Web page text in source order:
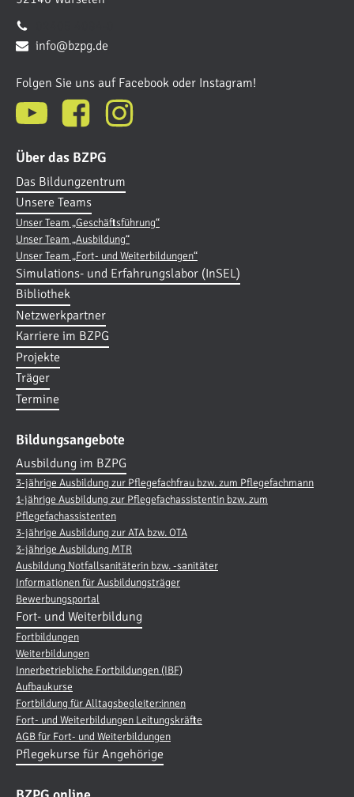
info@bzpg.de
Folgen Sie uns auf Facebook oder Instagram!
Über das BZPG
Das Bildungzentrum
Unsere Teams
Unser Team „Geschäftsführung“
Unser Team „Ausbildung“
Unser Team „Fort- und Weiterbildungen“
Simulations- und Erfahrungslabor (InSEL)
Bibliothek
Netzwerkpartner
Karriere im BZPG
Projekte
Träger
Termine
Bildungsangebote
Ausbildung im BZPG
3-jährige Ausbildung zur Pflegefachfrau bzw. zum Pflegefachmann
1-jährige Ausbildung zur Pflegefachassistentin bzw. zum
Pflegefachassistenten
3-jährige Ausbildung zur ATA bzw. OTA
3-jährige Ausbildung MTR
Ausbildung Notfallsanitäterin bzw. -sanitäter
Informationen für Ausbildungsträger
Bewerbungsportal
Fort- und Weiterbildung
Fortbildungen
Weiterbildungen
Innerbetriebliche Fortbildungen (IBF)
Aufbaukurse
Fortbildung für Alltagsbegleiter:innen
Fort- und Weiterbildungen Leitungskräfte
AGB für Fort- und Weiterbildungen
Pflegekurse für Angehörige